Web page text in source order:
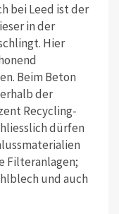
bei Leed ist der
in der
Hier
Beim Beton
der
Recycling-
dürfen
Filteranlagen;
und auch